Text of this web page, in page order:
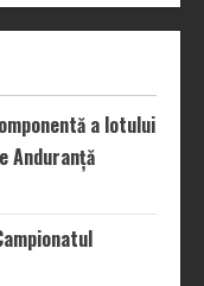
a lotului
Anduranță